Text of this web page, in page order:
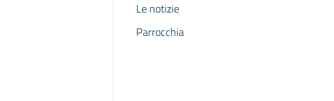
Le notizie
Parrocchia